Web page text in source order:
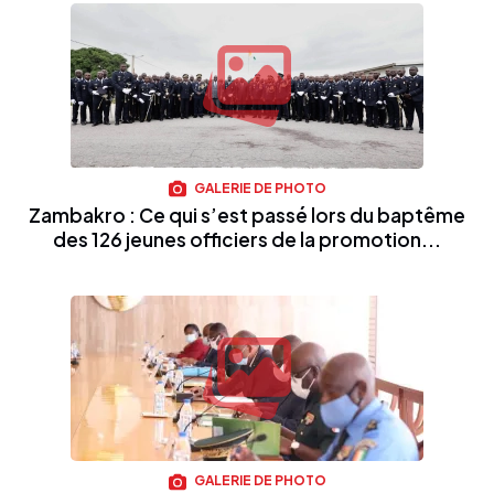
GALERIE DE PHOTO
Zambakro : Ce qui s’est passé lors du baptême
des 126 jeunes officiers de la promotion...
GALERIE DE PHOTO